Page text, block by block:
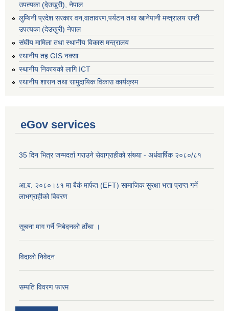
उपत्यका (देउखुरी), नेपाल
लुम्बिनी प्रदेश सरकार वन,वातावरण,पर्यटन तथा खानेपानी मन्त्रालय राप्ती
उपत्यका (देउखुरी) नेपाल
संघीय मामिला तथा स्थानीय विकास मन्त्रालय
स्थानीय तह GIS नक्सा
स्थानीय निकायको लागि ICT
स्थानीय शासन तथा सामुदायिक विकास कार्यक्रम
eGov services
35 दिन भित्र जन्मदर्ता गराउने सेवाग्राहीको संख्या - अर्धवार्षिक २०८०/८१
आ.ब. २०८०।८१ मा बैकं मार्फत (EFT) सामाजिक सुरक्षा भत्ता प्राप्त गर्ने
लाभग्राहीको विवरण
सूचना माग गर्ने निबेदनको ढाँचा ।
विदाको निवेदन
सम्पति विवरण फारम